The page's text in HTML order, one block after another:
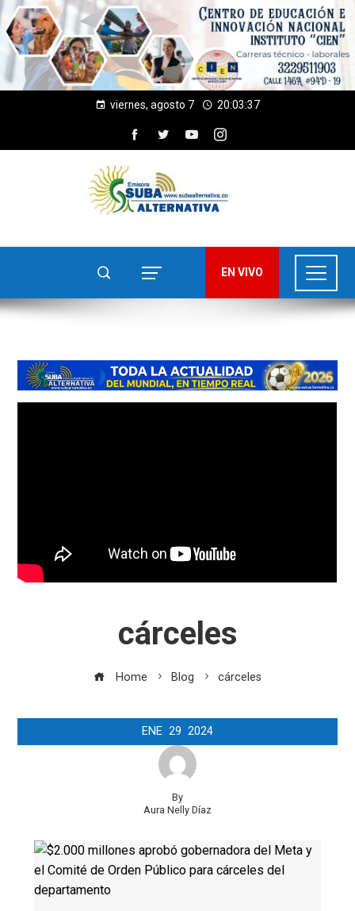
viernes, agosto 7 20:03:38
EN VIVO
cárceles
Home Blog cárceles
ENE 29 2024
By
Aura Nelly Díaz